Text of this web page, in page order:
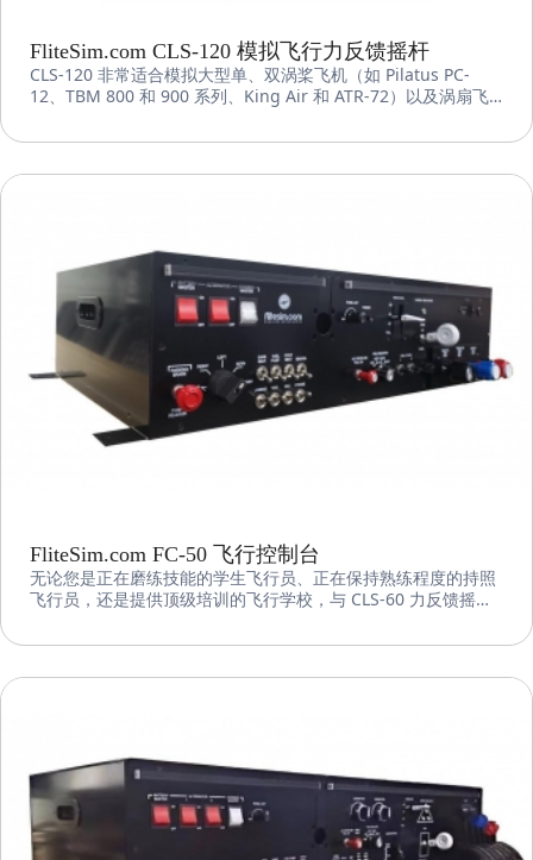
FliteSim.com CLS-120 模拟飞行力反馈摇杆
CLS-120 非常适合模拟大型单、双涡桨飞机（如 Pilatus PC-
12、TBM 800 和 900 系列、King Air 和 ATR-72）以及涡扇飞
气式飞机）的飞行操作，可提供异常逼真的体验。
FliteSim.com FC-50 飞行控制台
无论您是正在磨练技能的学生飞行员、正在保持熟练程度的持照
飞行员，还是提供顶级培训的飞行学校，与 CLS-60 力反馈摇杆